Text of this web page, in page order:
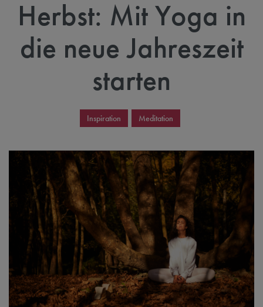
Herbst: Mit Yoga in
die neue Jahreszeit
starten
Inspiration Meditation